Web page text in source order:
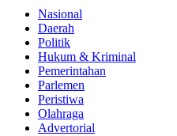
Nasional
Daerah
Politik
Hukum & Kriminal
Pemerintahan
Parlemen
Peristiwa
Olahraga
Advertorial